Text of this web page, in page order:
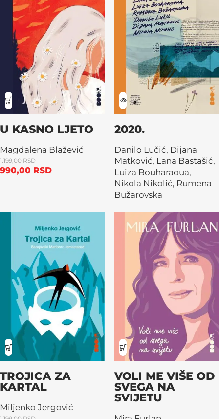
U KASNO LJETO
Magdalena Blažević
1.199,00RSD
990,00 RSD
2020.
Danilo Lučić, Dijana
Matković, Lana Bastašić,
Luiza Bouharaoua,
Nikola Nikolić, Rumena
Bužarovska
TROJICA ZA
KARTAL
Miljenko Jergović
VOLI ME VIŠE OD
SVEGA NA
SVIJETU